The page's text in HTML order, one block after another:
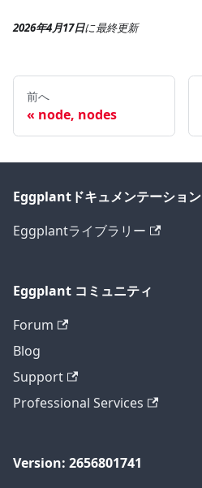
2026年4月17日に最終更新
前へ
node, nodes
Eggplantドキュメンテーション
Eggplantライブラリー
Eggplant コミュニティ
Forum
Blog
Support
Professional Services
Version: 2656801741